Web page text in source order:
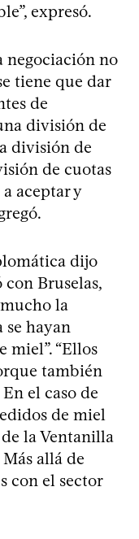
expresó.
negociación no
tiene que dar
de
división de
división de
de cuotas
aceptar y
dijo
Bruselas,
la
se hayan
miel”. “Ellos
también
el caso de
de miel
de la Ventanilla
allá de
con el sector